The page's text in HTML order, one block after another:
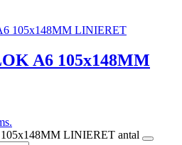
A6 105x148MM
LINIERET antal